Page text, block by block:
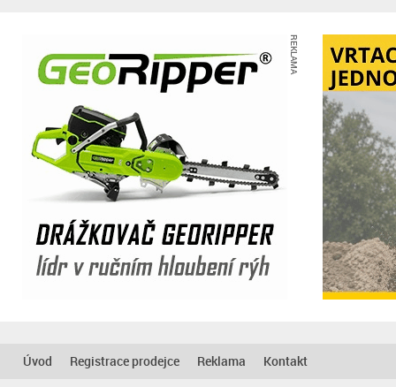
REKLAMA
Úvod Registrace prodejce Reklama Kontakt